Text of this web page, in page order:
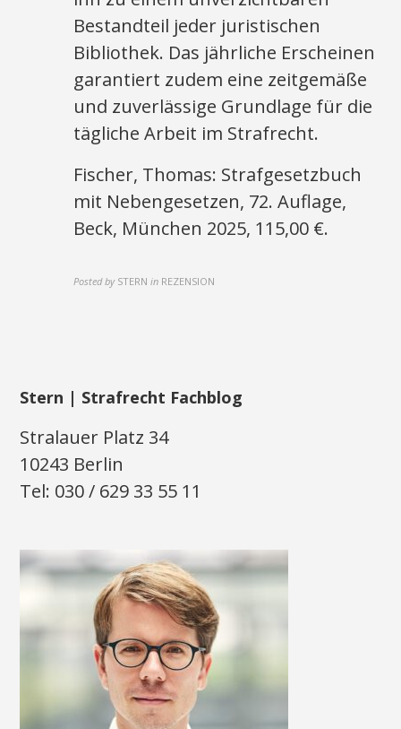
Bestandteil jeder juristischen
Bibliothek. Das jährliche Erscheinen
garantiert zudem eine zeitgemäße
und zuverlässige Grundlage für die
tägliche Arbeit im Strafrecht.
Fischer, Thomas: Strafgesetzbuch
mit Nebengesetzen, 72. Auflage,
Beck, München 2025, 115,00 €.
Posted by STERN in REZENSION
Stern | Strafrecht Fachblog
Stralauer Platz 34
10243 Berlin
Tel: 030 / 629 33 55 11